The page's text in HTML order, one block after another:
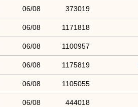
373019
06/08
1171818
06/08
1100957
06/08
1175819
06/08
1105055
06/08
444018
06/08